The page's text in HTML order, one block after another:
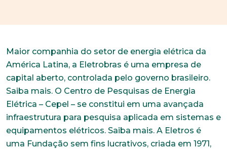
Maior companhia do setor de energia elétrica da
América Latina, a Eletrobras é uma empresa de
capital aberto, controlada pelo governo brasileiro.
Saiba mais. O Centro de Pesquisas de Energia
Elétrica – Cepel – se constitui em uma avançada
infraestrutura para pesquisa aplicada em sistemas e
equipamentos elétricos. Saiba mais. A Eletros é
uma Fundação sem fins lucrativos, criada em 1971,